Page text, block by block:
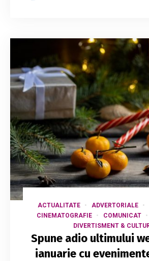
ACTUALITATE ADVERTORIALE
CINEMATOGRAFIE
COMUNICAT
DIVERTISMENT &
Spune adio ultimului
ianuarie cu